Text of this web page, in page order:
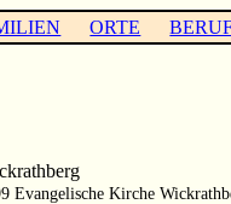
ORTE
Evangelische Kirche